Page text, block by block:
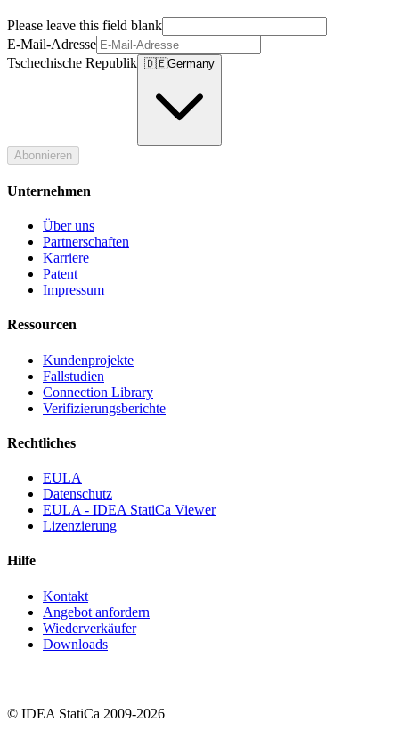
Please leave this field blank
E-Mail-Adresse
Tschechische Republik 🇩🇪Germany
Abonnieren
Unternehmen
Über uns
Partnerschaften
Karriere
Patent
Impressum
Ressourcen
Kundenprojekte
Fallstudien
Connection Library
Verifizierungsberichte
Rechtliches
EULA
Datenschutz
EULA - IDEA StatiCa Viewer
Lizenzierung
Hilfe
Kontakt
Angebot anfordern
Wiederverkäufer
Downloads
© IDEA StatiCa 2009-2026